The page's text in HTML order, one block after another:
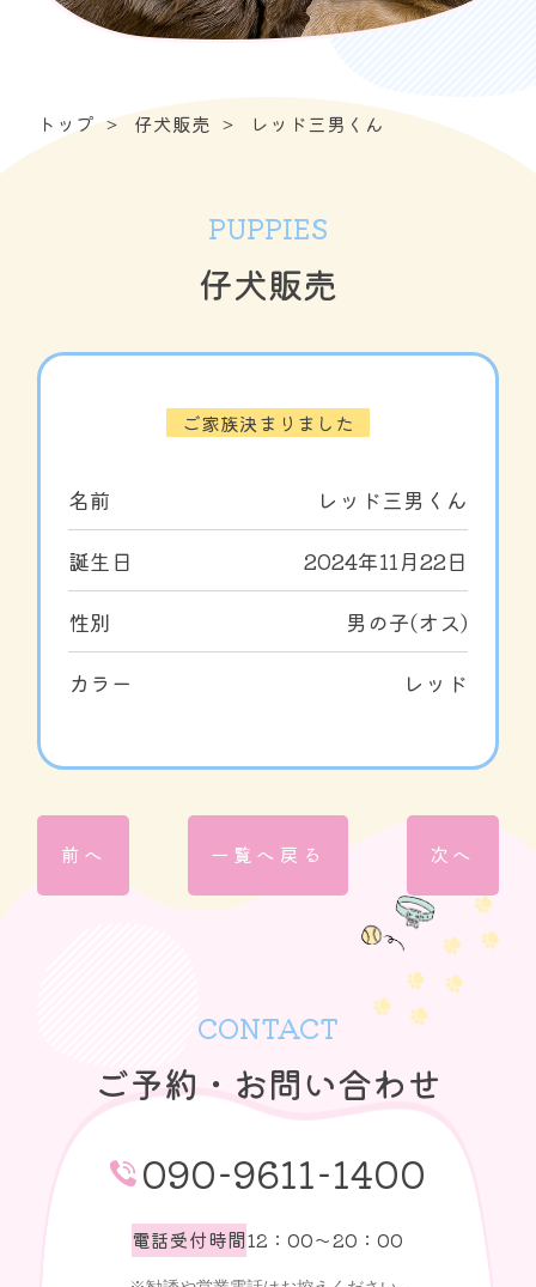
トップ 仔犬販売 レッド三男くん
PUPPIES
仔犬販売
ご家族決まりました
名前
レッド三男くん
誕生日
2024年11月22日
性別
男の子(オス)
カラー
レッド
前へ 一覧へ戻る 次へ
CONTACT
ご予約・お問い合わせ
090-9611-1400
電話受付時間12：00～20：00